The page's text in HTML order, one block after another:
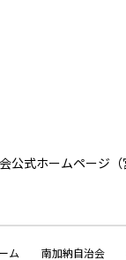
公式ホームページ（
ム 南加納自治会